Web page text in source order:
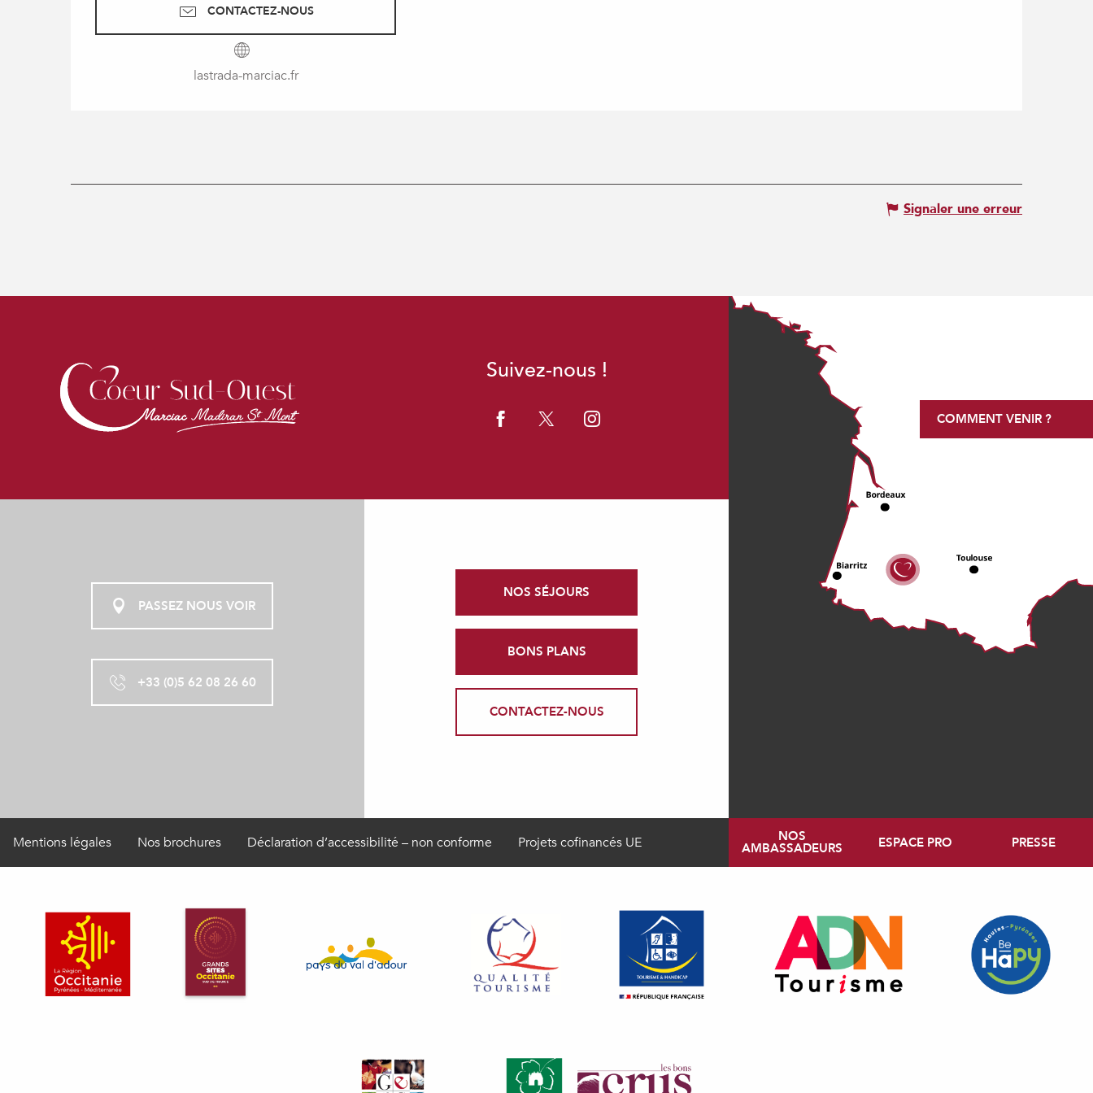
CONTACTEZ-NOUS
lastrada-marciac.fr
Signaler une erreur
Suivez-nous !
PASSEZ NOUS VOIR
+33 (0)5 62 08 26 60
NOS SÉJOURS
BONS PLANS
CONTACTEZ-NOUS
COMMENT VENIR ?
Mentions légales Nos brochures Déclaration d’accessibilité – non conforme Projets cofinancés UE NOS
AMBASSADEURS ESPACE PRO PRESSE